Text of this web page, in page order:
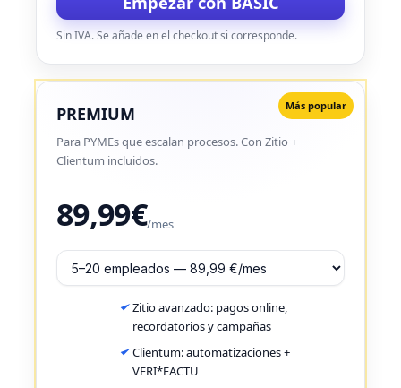
Sin IVA. Se añade en el checkout si corresponde.
Más popular
PREMIUM
Para PYMEs que escalan procesos. Con Zitio +
Clientum incluidos.
89,99€/mes
Zitio avanzado: pagos online,
recordatorios y campañas
Clientum: automatizaciones +
VERI*FACTU